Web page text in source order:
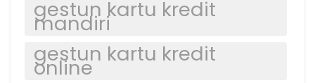
gestun kartu kredit
mandiri
gestun kartu kredit
online